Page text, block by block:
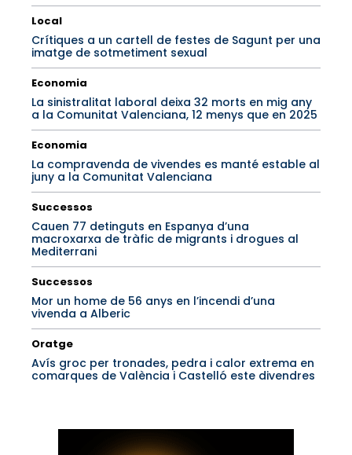
Local
Crítiques a un cartell de festes de Sagunt per una
imatge de sotmetiment sexual
Economia
La sinistralitat laboral deixa 32 morts en mig any
a la Comunitat Valenciana, 12 menys que en 2025
Economia
La compravenda de vivendes es manté estable al
juny a la Comunitat Valenciana
Successos
Cauen 77 detinguts en Espanya d’una
macroxarxa de tràfic de migrants i drogues al
Mediterrani
Successos
Mor un home de 56 anys en l’incendi d’una
vivenda a Alberic
Oratge
Avís groc per tronades, pedra i calor extrema en
comarques de València i Castelló este divendres